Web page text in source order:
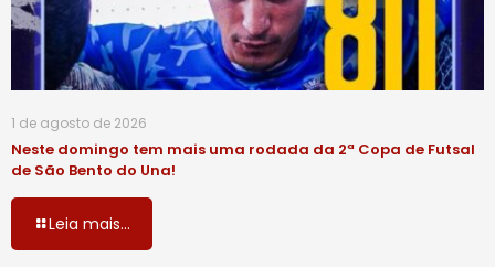
1 de agosto de 2026
Neste domingo tem mais uma rodada da 2ª Copa de Futsal
de São Bento do Una!
Leia mais...